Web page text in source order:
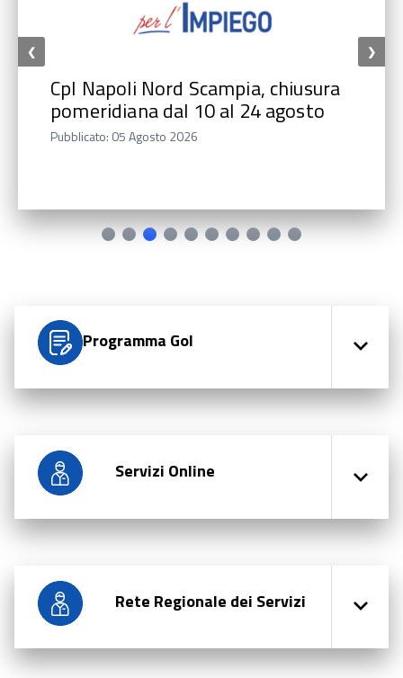
CpI Napoli Nord Scampia, chiusura
pomeridiana dal 10 al 24 agosto
Pubblicato: 05 Agosto 2026
❮ ❯
Programma Gol
Servizi Online
Rete Regionale dei Servizi